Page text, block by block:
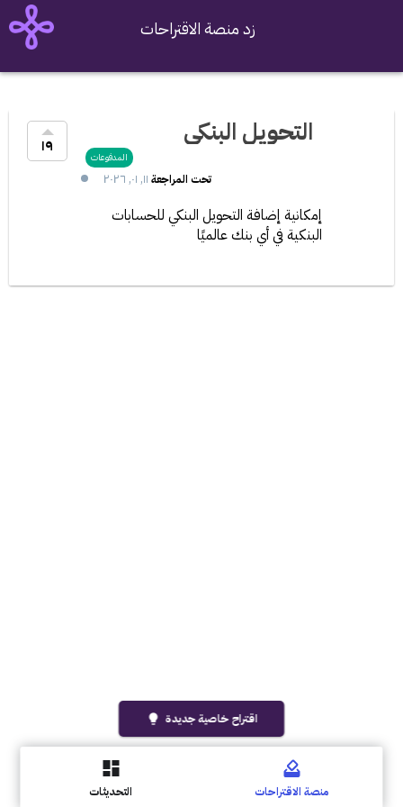
زد منصة الاقتراحات
١٩ التحويل البنكي
المدفوعات
تحت المراجعة ١١, ٠١, ٢٠٢٦
البنكية في أي بنك عالميًا
lightbulb اقتراح خاصية جديدة
التحديثات منصة الاقتراحات